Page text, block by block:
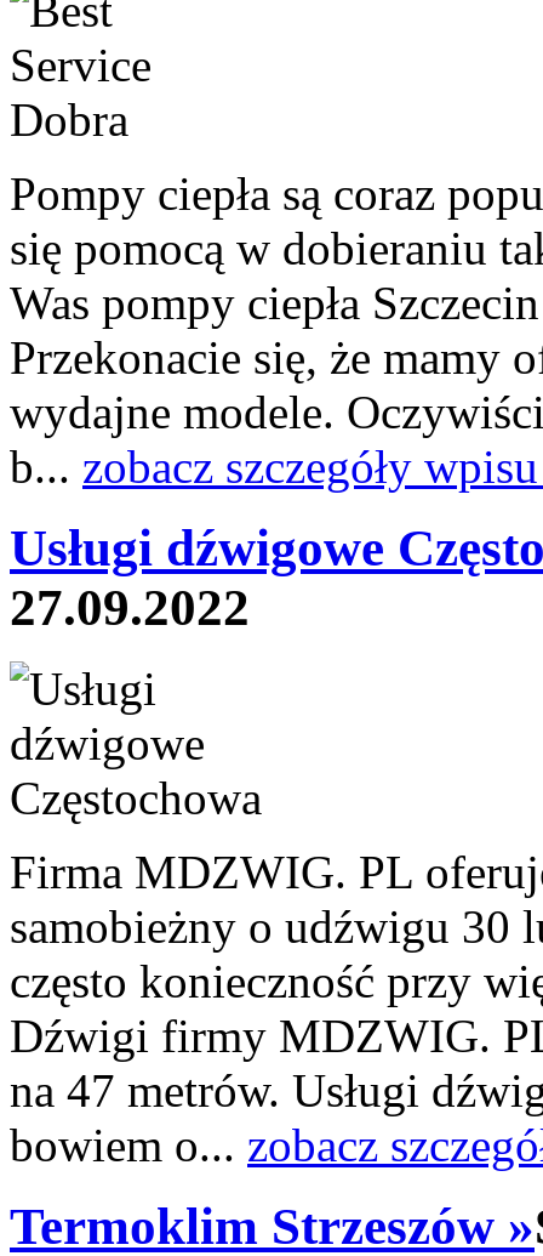
Pompy ciepła są coraz
się pomocą w dobieraniu
Was pompy ciepła
Przekonacie się, że mamy
wydajne modele.
b... zobacz szczegóły
Usługi dźwigowe
27.09.2022
Firma MDZWIG. PL
samobieżny o udźwigu 30
często konieczność przy
Dźwigi firmy MDZWIG.
na 47 metrów. Usługi
bowiem o... zobacz
Termoklim Strzeszów »